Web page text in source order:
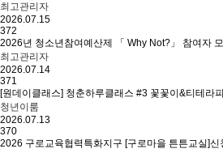
최고관리자
2026.07.15
372
2026년 청소년참여예산제 「 Why Not?」 참여자
최고관리자
2026.07.14
371
[원데이클래스] 청춘하루클래스 #3 꽃꽃이&티테라
청년이룸
2026.07.13
370
2026 구로교육협력특화지구 [구로마을 튼튼교실]신